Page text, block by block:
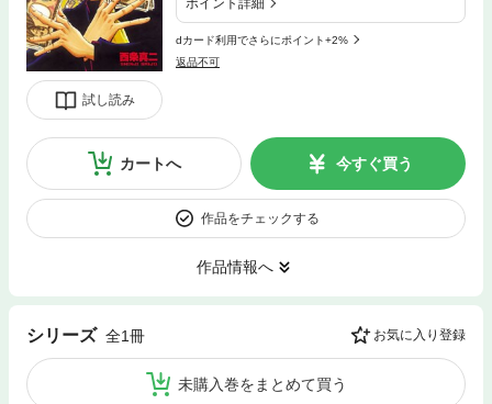
試し読み
ポイント詳細
dカード利用でさらにポイント+2%
返品不可
カートへ 今すぐ買う
作品をチェックする
作品情報へ
シリーズ 全1冊 お気に入り登録
未購入巻をまとめて買う